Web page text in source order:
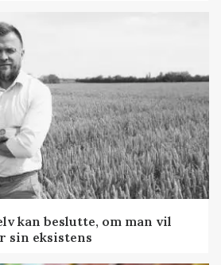
kan beslutte, om man vil
sin eksistens